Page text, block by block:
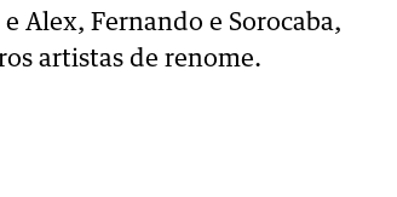
Alex, Fernando e Sorocaba,
artistas de renome.